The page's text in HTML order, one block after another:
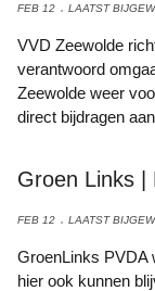
FEB 12 LAATST
VVD Zeewolde
verantwoord
Zeewolde weer
direct bijdragen
Groen Links |
FEB 12 LAATST
GroenLinks PVDA
hier ook kunnen